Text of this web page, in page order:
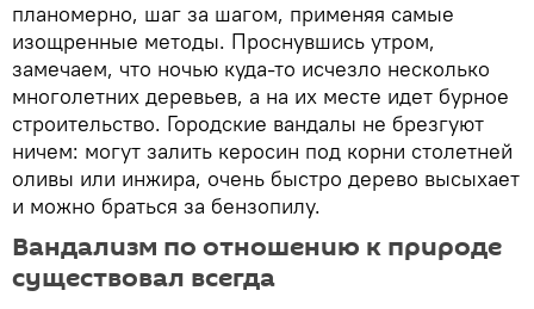
планомерно, шаг за шагом, применяя самые
изощренные методы. Проснувшись утром,
замечаем, что ночью куда-то исчезло несколько
многолетних деревьев, а на их месте идет бурное
строительство. Городские вандалы не брезгуют
ничем: могут залить керосин под корни столетней
оливы или инжира, очень быстро дерево высыхает
и можно браться за бензопилу.
Вандализм по отношению к природе
существовал всегда